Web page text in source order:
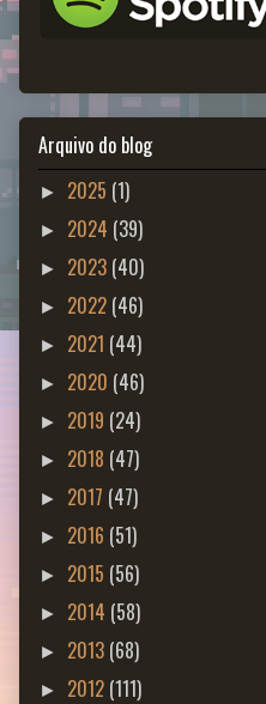
Arquivo do blog
► 2025 (1)
► 2024 (39)
► 2023 (40)
► 2022 (46)
► 2021 (44)
► 2020 (46)
► 2019 (24)
► 2018 (47)
► 2017 (47)
► 2016 (51)
► 2015 (56)
► 2014 (58)
► 2013 (68)
► 2012 (111)